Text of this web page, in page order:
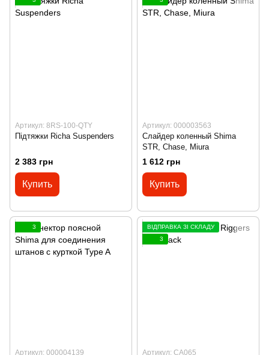
Артикул: 8RS-100-QTY
Підтяжки Richa Suspenders
2 383 грн
Купить
Артикул: 000003563
Слайдер коленный Shima
STR, Chase, Miura
1 612 грн
Купить
3
Артикул: 000004139
ВІДПРАВКА ЗІ СКЛАДУ
3
Артикул: CA065